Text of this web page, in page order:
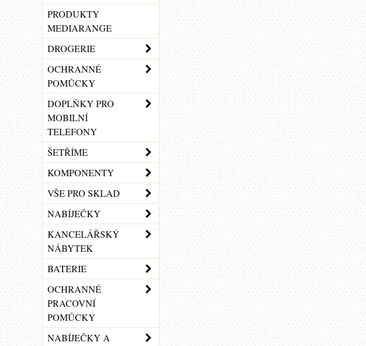
PRODUKTY
MEDIARANGE
DROGERIE
OCHRANNÉ
POMŮCKY
DOPLŇKY PRO
MOBILNÍ
TELEFONY
ŠETŘÍME
KOMPONENTY
VŠE PRO SKLAD
NABÍJEČKY
KANCELÁŘSKÝ
NÁBYTEK
BATERIE
OCHRANNÉ
PRACOVNÍ
POMŮCKY
NABÍJEČKY A